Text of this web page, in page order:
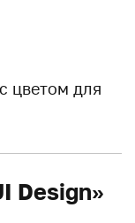
цветом для
Design»